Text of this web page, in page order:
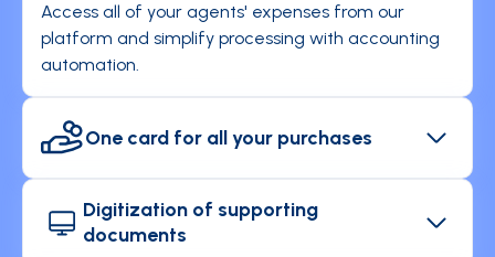
Access all of your agents' expenses from our
platform and simplify processing with accounting
automation.
One card for all your purchases
expenses. Mooncard anticipates payments,
generates expense reports, and automatically
Digitization of supporting
documents